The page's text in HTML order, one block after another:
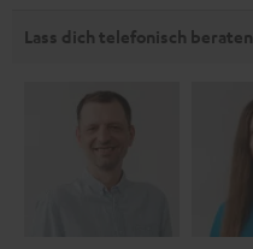
Lass dich telefonisch beraten